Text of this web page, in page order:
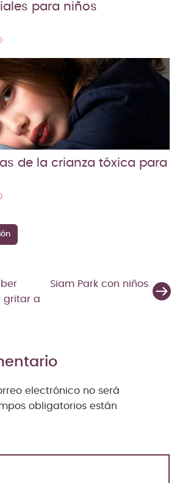
para niños
de la crianza tóxica para
gritar a
Siam Park con niños
electrónico no será
obligatorios están